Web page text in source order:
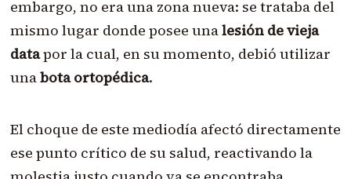
embargo, no era una zona nueva: se trataba del
mismo lugar donde posee unalesión de vieja
datapor la cual, en su momento, debió utilizar
unabota ortopédica.
El choque de este mediodía afectó directamente
ese punto crítico de su salud, reactivando la